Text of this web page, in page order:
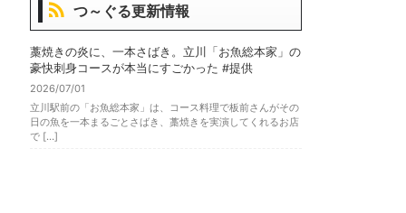
つ～ぐる更新情報
藁焼きの炎に、一本さばき。立川「お魚総本家」の
豪快刺身コースが本当にすごかった #提供
2026/07/01
立川駅前の「お魚総本家」は、コース料理で板前さんがその
日の魚を一本まるごとさばき、藁焼きを実演してくれるお店
で […]